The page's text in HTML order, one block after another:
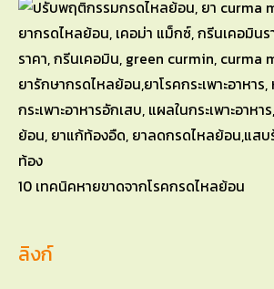
10 เทคนิคหายขาดจากโรคกรดไหลย้อน
ลิงก์